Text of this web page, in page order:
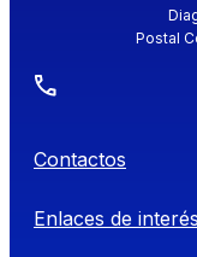
Postal
Contactos
Enlaces de interés